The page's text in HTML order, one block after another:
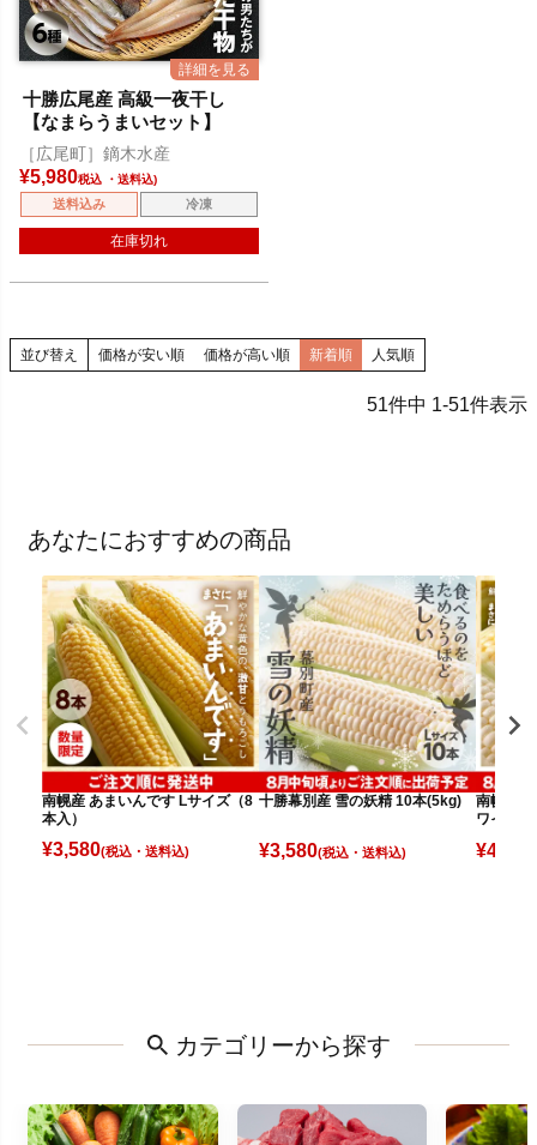
十勝広尾産 高級一夜干し
【なまらうまいセット】
［広尾町］鏑木水産
¥5,980税込
送料込み 冷凍
在庫切れ
並び替え 価格が安い順 価格が高い順 新着順 人気順
51件中 1-51件表示
あなたにおすすめの商品
南幌産 あまいんです Lサイズ（8
本入）
¥3,580(税込)
十勝幕別産 雪の妖精 10本(5kg)
¥3,580(税込)
南幌産
ワイト
¥4,080
カテゴリーから探す